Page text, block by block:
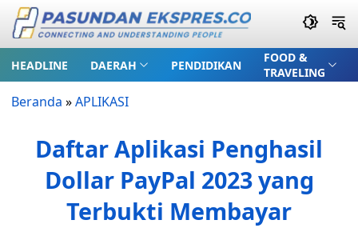
HEADLINE DAERAH PENDIDIKAN
FOOD &
TRAVELING
Beranda »APLIKASI
Daftar Aplikasi Penghasil
Dollar PayPal 2023 yang
Terbukti Membayar